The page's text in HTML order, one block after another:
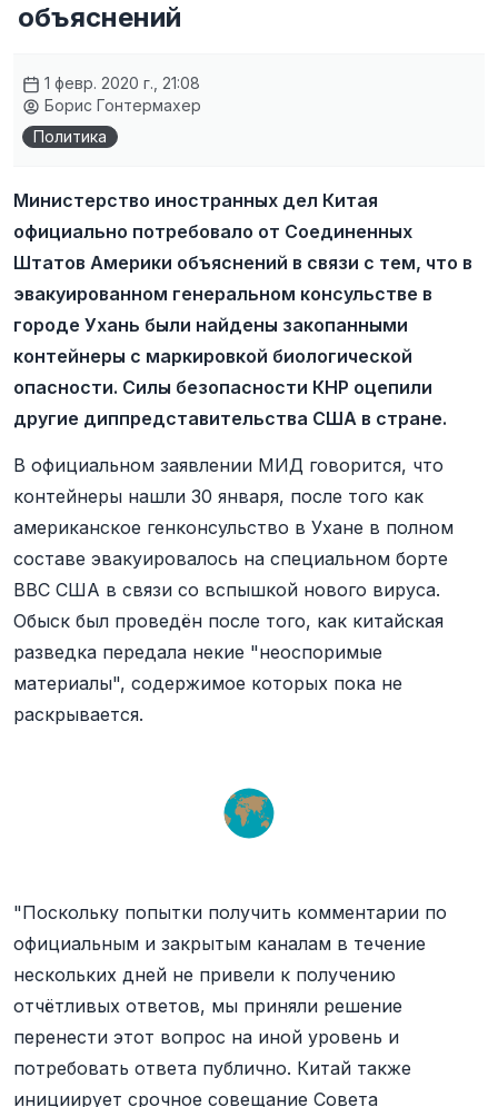
объяснений
1 февр. 2020 г., 21:08
Борис Гонтермахер
Политика
Министерство иностранных дел Китая
официально потребовало от Соединенных
Штатов Америки объяснений в связи с тем, что в
эвакуированном генеральном консульстве в
городе Ухань были найдены закопанными
контейнеры с маркировкой биологической
опасности. Силы безопасности КНР оцепили
другие диппредставительства США в стране.
В официальном заявлении МИД говорится, что
контейнеры нашли 30 января, после того как
американское генконсульство в Ухане в полном
составе эвакуировалось на специальном борте
ВВС США в связи со вспышкой нового вируса.
Обыск был проведён после того, как китайская
разведка передала некие "неоспоримые
материалы", содержимое которых пока не
раскрывается.
"Поскольку попытки получить комментарии по
официальным и закрытым каналам в течение
нескольких дней не привели к получению
отчётливых ответов, мы приняли решение
перенести этот вопрос на иной уровень и
потребовать ответа публично. Китай также
инициирует срочное совещание Совета